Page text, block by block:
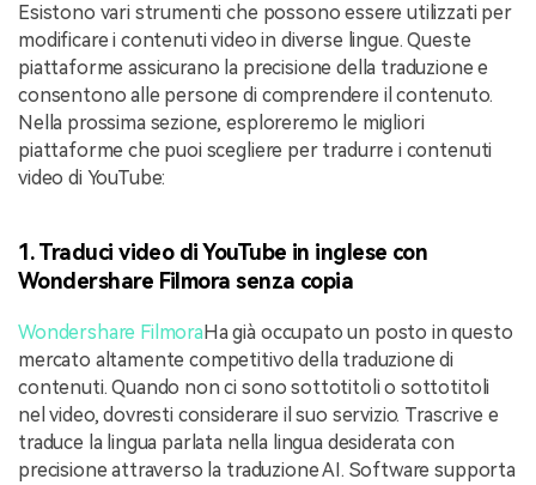
Esistono vari strumenti che possono essere utilizzati per
modificare i contenuti video in diverse lingue. Queste
piattaforme assicurano la precisione della traduzione e
consentono alle persone di comprendere il contenuto.
Nella prossima sezione, esploreremo le migliori
piattaforme che puoi scegliere per tradurre i contenuti
video di YouTube:
1.Traduci video di YouTube in inglese con
Wondershare Filmora senza copia
Wondershare FilmoraHa già occupato un posto in questo
mercato altamente competitivo della traduzione di
contenuti. Quando non ci sono sottotitoli o sottotitoli
nel video, dovresti considerare il suo servizio. Trascrive e
traduce la lingua parlata nella lingua desiderata con
precisione attraverso la traduzione AI. Software supporta